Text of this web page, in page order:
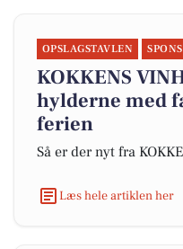
OPSLAGSTAVLEN
KOKKENS
hylderne med
ferien
Så er der nyt fra
Læs hele artiklen her